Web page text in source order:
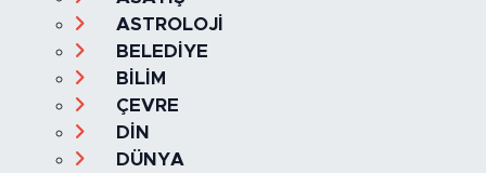
ASTROLOJİ
BELEDİYE
BİLİM
ÇEVRE
DİN
DÜNYA